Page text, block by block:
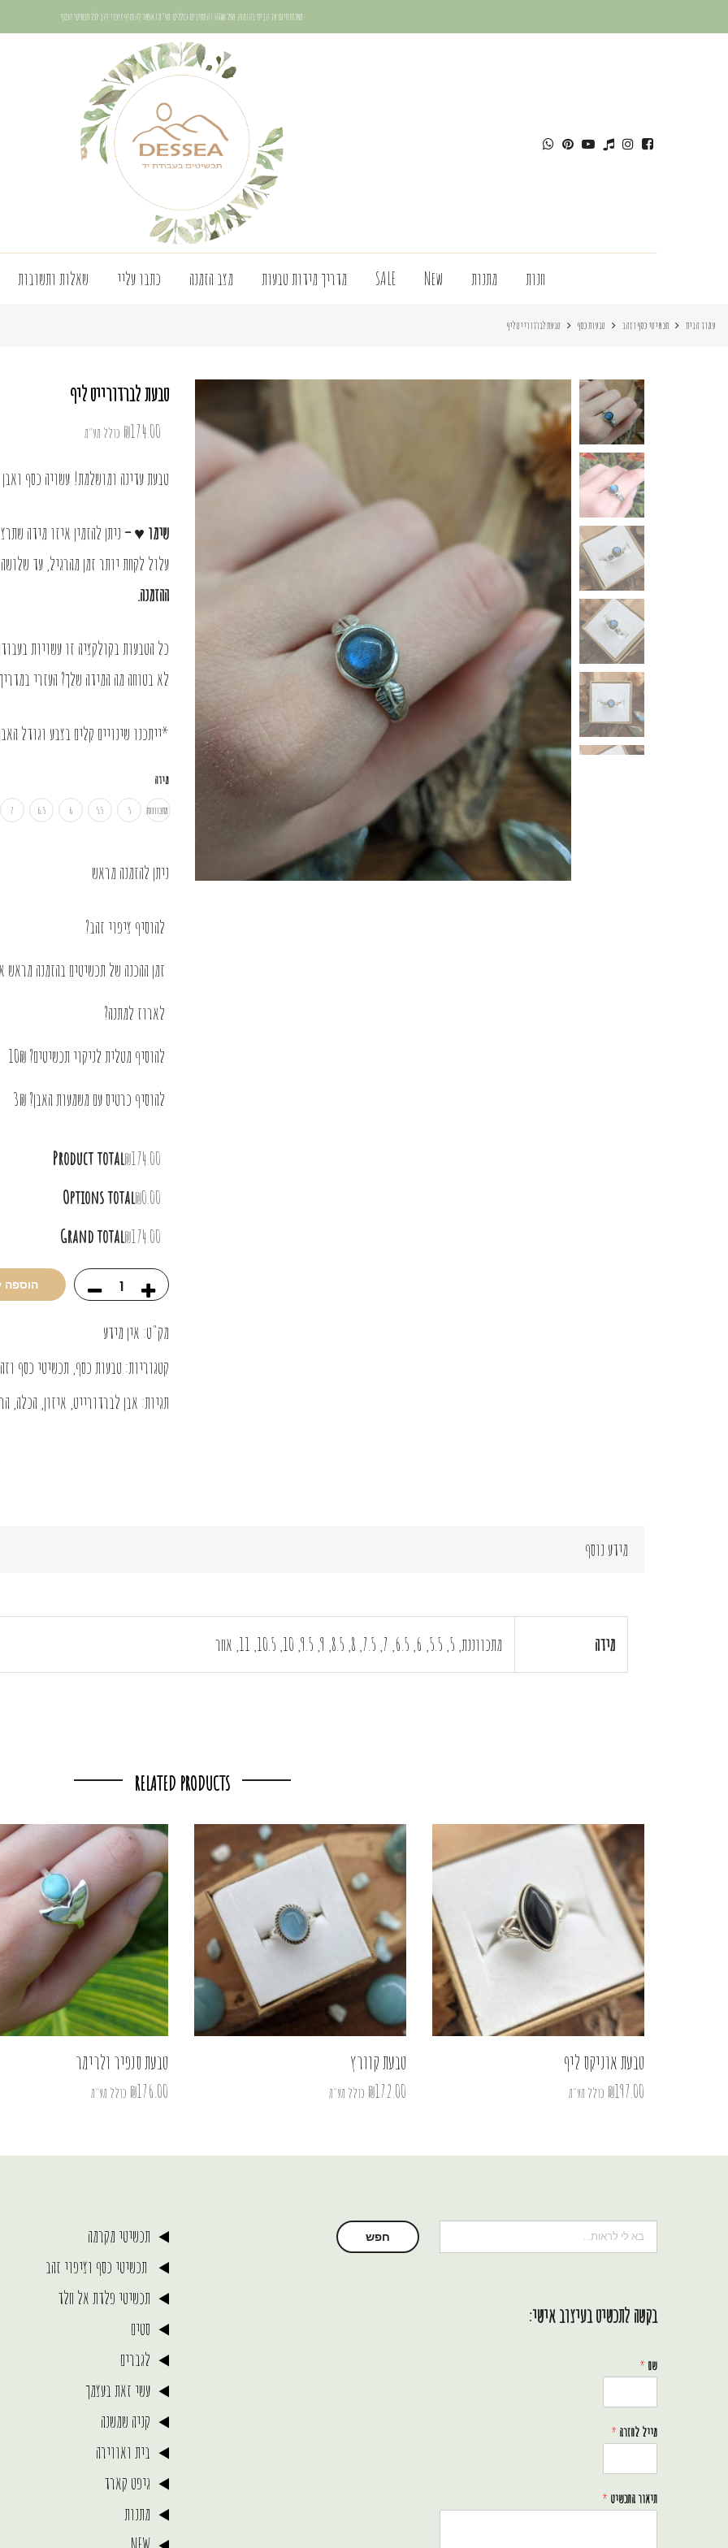
משלוח חינם עד הבית בהזמנה מעל 400₪ | המחירים כוללים מע"מ | אפשר להוסיף ציפוי זהב לכל תכשיטי הכסף
חנות מתנות New
SALE מדריך מידות טבעות מצב הזמנה כתבו עליי שאלות ותשובות
עמוד הבית תכשיטי כסף וזהב טבעות כסף טבעת לברדורייט ליף
טבעת לברדורייט ליף
₪174.00 כולל מע"מ
טבעת עדינה ומושלמת! עשויה כסף
שימו ♥ – ניתן להזמין איזו מידה
עלול לקחת יותר זמן מהרגיל, עד
ההזמנה.
כל הטבעות בקולקציה זו עשויות בעבודת יד עדינה
לא בטוחה מה המידה שלך? העזרי
*ייתכנו שינויים קלים בצבע וגודל האבן
מידה
מתכווננת 5
5.5
6
6.5
7
ניתן להזמנה מראש
להוסיף ציפוי זהב?
זמן ההכנה של תכשיטים בהזמנה מראש או
לארוז למתנה?
להוסיף מטלית לניקוי תכשיטים? 10₪
להוסיף כרטיס עם משמעות האבן? 3₪
Product total₪174.00
Options total₪0.00
Grand total₪174.00
הוספה
מק"ט: אין מידע
קטגוריות: טבעות כסף תכשיטי כסף
תגיות: אבן לברדורייט איזון הכלה
מידע נוסף
מידה מתכווננת, 5, 5.5, 6, 6.5, 7, 7.5, 8, 8.5, 9, 9.5, 10, 10.5, 11, אחר
RELATED PRODUCTS
טבעת אוניקס ליף
₪197.00 כולל מע"מ
טבעת קוורץ
₪172.00 כולל מע"מ
טבעת סנפיר ולרימר
₪176.00 כולל מע"מ
חיפוש חפש
בקשה לתכשיט בעיצוב אישי:
שם *
מייל לחזרה *
תיאור התכשיט *
תכשיטי מקרמה
תכשיטי כסף וציפוי זהב
תכשיטי פלדת אל חלד
סטים
לגברים
עשי זאת בעצמך
קניה שמשנה
בית ואווירה
גיפט קארד
מתנות